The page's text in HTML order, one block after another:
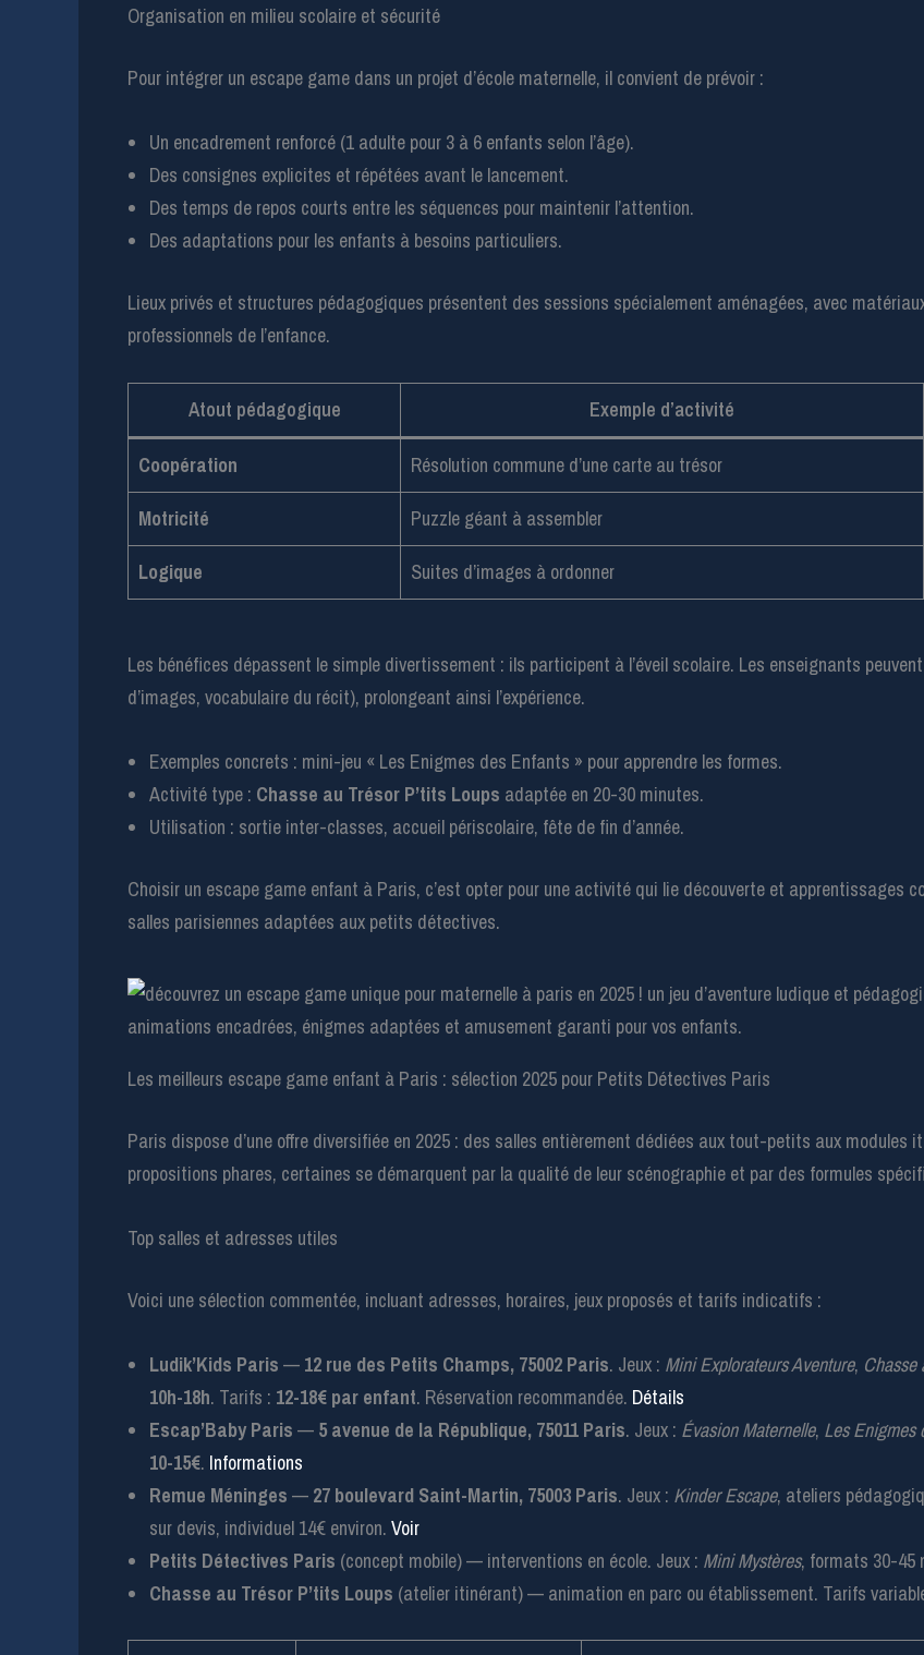
Organisation en milieu scolaire et sécurité
Pour intégrer un escape game dans un projet d’école maternelle, il convient de prévoir :
Un encadrement renforcé (1 adulte pour 3 à 6 enfants selon l’âge).
Des consignes explicites et répétées avant le lancement.
Des temps de repos courts entre les séquences pour maintenir l’attention.
Des adaptations pour les enfants à besoins particuliers.
Lieux privés et structures pédagogiques présentent des sessions spécialement aménagées, avec
professionnels de l’enfance.
Atout pédagogique Exemple d’activité
Coopération Résolution commune d’une carte au trésor
Motricité
Puzzle géant à assembler
Logique
Suites d’images à ordonner
Les bénéfices dépassent le simple divertissement : ils participent à l’éveil scolaire. Les enseignants
d’images, vocabulaire du récit), prolongeant ainsi l’expérience.
Exemples concrets : mini-jeu « Les Enigmes des Enfants » pour apprendre les formes.
Activité type : Chasse au Trésor P’tits Loups adaptée en 20-30 minutes.
Utilisation : sortie inter-classes, accueil périscolaire, fête de fin d’année.
Choisir un escape game enfant à Paris, c’est opter pour une activité qui lie découverte et apprentissages
salles parisiennes adaptées aux petits détectives.
Les meilleurs escape game enfant à Paris : sélection 2025 pour Petits Détectives Paris
Paris dispose d’une offre diversifiée en 2025 : des salles entièrement dédiées aux tout-petits aux
propositions phares, certaines se démarquent par la qualité de leur scénographie et par des formules
Top salles et adresses utiles
Voici une sélection commentée, incluant adresses, horaires, jeux proposés et tarifs indicatifs :
Ludik’Kids Paris — 12 rue des Petits Champs, 75002 Paris. Jeux : Mini Explorateurs Aventure, Chasse
10h-18h. Tarifs : 12-18€ par enfant. Réservation recommandée. Détails
Escap’Baby Paris — 5 avenue de la République, 75011 Paris. Jeux : Évasion Maternelle, Les Enigmes
10-15€. Informations
Remue Méninges — 27 boulevard Saint-Martin, 75003 Paris. Jeux : Kinder Escape, ateliers
sur devis, individuel 14€ environ. Voir
Petits Détectives Paris (concept mobile) — interventions en école. Jeux : Mini Mystères, formats 30-45
Chasse au Trésor P’tits Loups (atelier itinérant) — animation en parc ou établissement. Tarifs